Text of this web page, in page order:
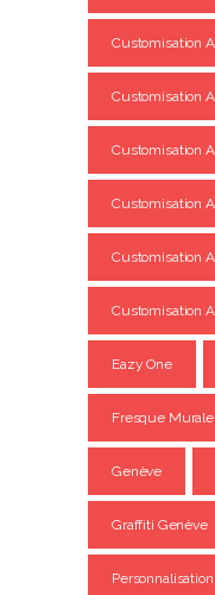
Customisation
Customisation
Customisation
Customisation
Customisation
Customisation
Eazy One
Fresque Murale
Genève
Graffiti Genève
Personnalisation